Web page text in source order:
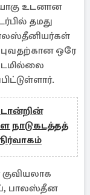
உடனான
தமது
ஒரே
நாடுகடத்தத்
பாலஸ்தீன